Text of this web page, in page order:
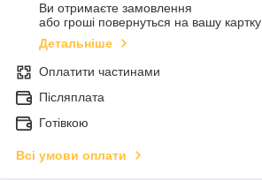
Ви отримаєте замовлення
або гроші повернуться на вашу картку
Детальніше
Оплатити частинами
Післяплата
Готівкою
Всі умови оплати